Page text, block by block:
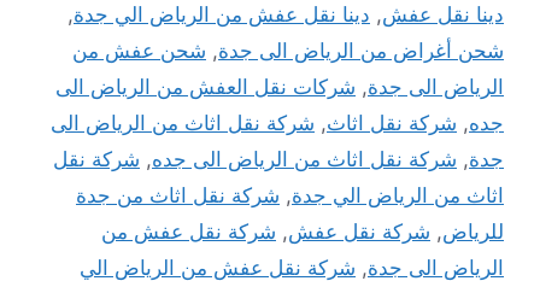
دينا نقل عفش, دينا نقل عفش من الرياض الي جدة,
شحن أغراض من الرياض الى جدة, شحن عفش من
الرياض الى جدة, شركات نقل العفش من الرياض الى
جده, شركة نقل اثاث, شركة نقل اثاث من الرياض الى
جدة, شركة نقل اثاث من الرياض الى جده, شركة نقل
اثاث من الرياض الي جدة, شركة نقل اثاث من جدة
للرياض, شركة نقل عفش, شركة نقل عفش من
الرياض الى جدة, شركة نقل عفش من الرياض الي